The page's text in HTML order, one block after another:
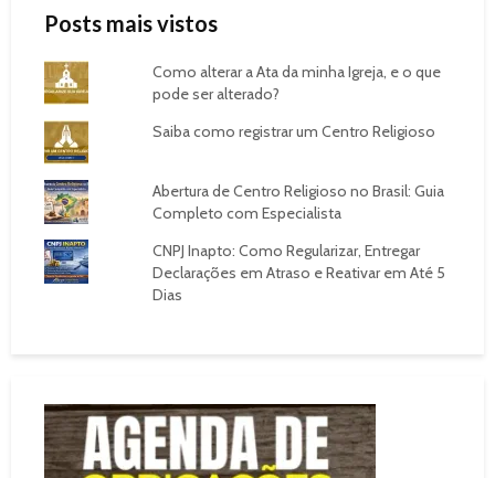
Posts mais vistos
Como alterar a Ata da minha Igreja, e o que
pode ser alterado?
Saiba como registrar um Centro Religioso
Abertura de Centro Religioso no Brasil: Guia
Completo com Especialista
CNPJ Inapto: Como Regularizar, Entregar
Declarações em Atraso e Reativar em Até 5
Dias